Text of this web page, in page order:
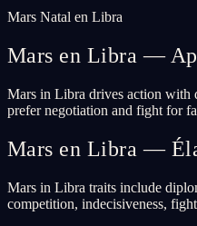
Mars Natal en Libra
Mars en Libra —
Mars in Libra drives action with
prefer negotiation and fight for
Mars en Libra —
Mars in Libra traits include
competition, indecisiveness,